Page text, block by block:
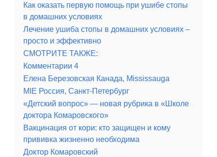
Как оказать первую помощь при ушибе стопы
в домашних условиях
Лечение ушиба стопы в домашних условиях –
просто и эффективно
СМОТРИТЕ ТАКЖЕ:
Комментарии 4
Елена Березовская Канада, Mississauga
MIE Россия, Санкт-Петербург
«Детский вопрос» — новая рубрика в «Школе
доктора Комаровского»
Вакцинация от кори: кто защищен и кому
прививка жизненно необходима
Доктор Комаровский